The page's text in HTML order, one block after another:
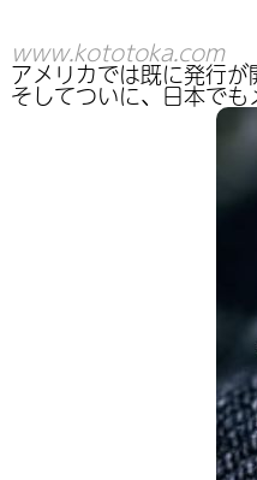
www.kototoka.com
アメリカでは既に発行
そしてついに、日本で